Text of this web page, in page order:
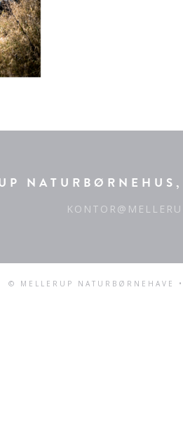
© MELLERUP NATURBØRNEHAVE